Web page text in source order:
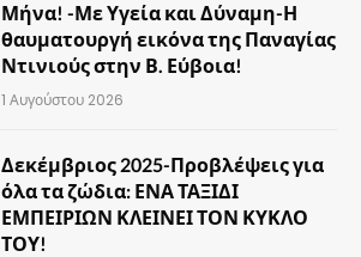
Μήνα! -Με Υγεία και Δύναμη-Η
θαυματουργή εικόνα της Παναγίας
Ντινιούς στην Β. Εύβοια!
1 Αυγούστου 2026
Δεκέμβριος 2025-Προβλέψεις για
όλα τα ζώδια: ΕΝΑ ΤΑΞΙΔΙ
ΕΜΠΕΙΡΙΩΝ ΚΛΕΙΝΕΙ ΤΟΝ ΚΥΚΛΟ
ΤΟΥ!